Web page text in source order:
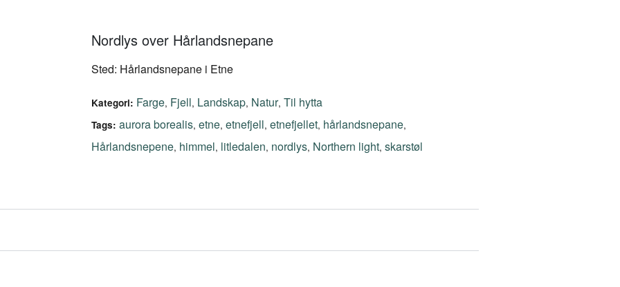
Nordlys over Hårlandsnepane
Sted: Hårlandsnepane i Etne
Kategori: Farge, Fjell, Landskap, Natur, Til hytta
Tags: aurora borealis, etne, etnefjell, etnefjellet, hårlandsnepane,
Hårlandsnepene, himmel, litledalen, nordlys, Northern light, skarstøl